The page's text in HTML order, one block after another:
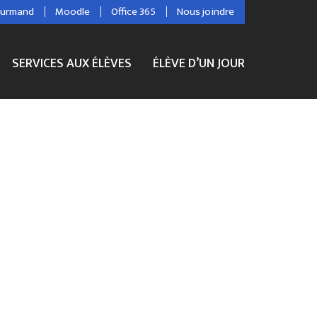
Moodle Office 365 Nous joindre
SERVICES AUX ÉLÈVES ÉLÈVE D’UN JOUR